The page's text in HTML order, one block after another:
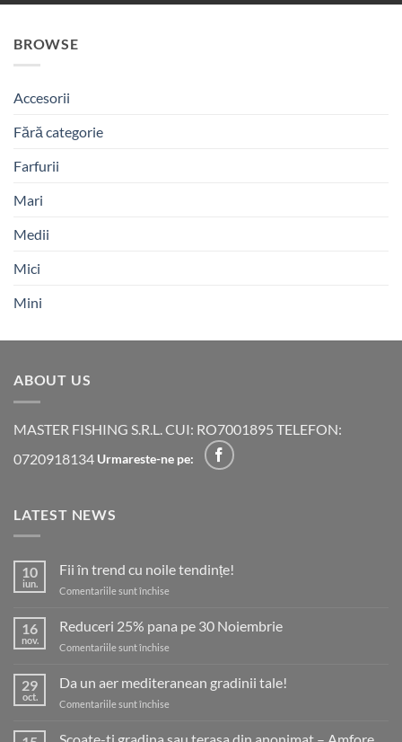
BROWSE
Accesorii
Fără categorie
Farfurii
Mari
Medii
Mici
Mini
ABOUT US
MASTER FISHING S.R.L. CUI: RO7001895 TELEFON:
0720918134 Urmareste-ne pe:
LATEST NEWS
10
iun.
Fii în trend cu noile tendințe!
Comentariile sunt închise
trend
tendințe!
16
nov.
Reduceri 25% pana pe 30 Noiembrie
Comentariile sunt închise
Noiembrie
29
oct.
Da un aer mediteranean gradinii tale!
Comentariile sunt închise